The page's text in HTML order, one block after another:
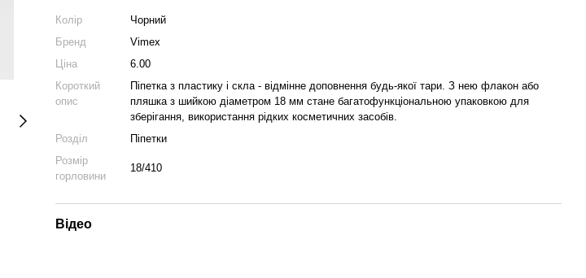
Колір
Чорний
Бренд
Vimex
Ціна
6.00
Короткий
опис
Піпетка з пластику і скла - відмінне доповнення будь-якої тари. З нею флакон або
пляшка з шийкою діаметром 18 мм стане багатофункціональною упаковкою для
зберігання, використання рідких косметичних засобів.
Розділ
Піпетки
Розмір
горловини
18/410
Відео